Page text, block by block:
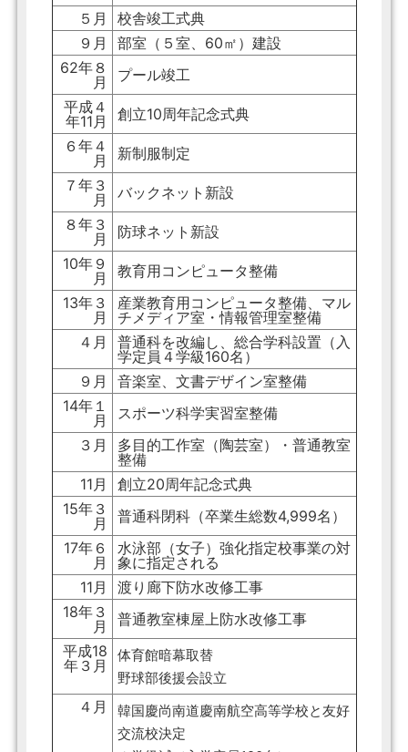
５月
校舎竣工式典
９月
部室（５室、60㎡）建設
62年８
月
プール竣工
平成４
年11月
創立10周年記念式典
６年４
月
新制服制定
７年３
月
バックネット新設
８年３
月
防球ネット新設
10年９
月
教育用コンピュータ整備
13年３
月
産業教育用コンピュータ整備、マル
チメディア室・情報管理室整備
４月
普通科を改編し、総合学科設置（入
学定員４学級160名）
９月
音楽室、文書デザイン室整備
14年１
月
スポーツ科学実習室整備
３月
多目的工作室（陶芸室）・普通教室
整備
11月
創立20周年記念式典
15年３
月
普通科閉科（卒業生総数4,999名）
17年６
月
水泳部（女子）強化指定校事業の対
象に指定される
11月
渡り廊下防水改修工事
18年３
月
普通教室棟屋上防水改修工事
平成18
年３月
体育館暗幕取替
野球部後援会設立
４月
韓国慶尚南道慶南航空高等学校と友好
交流校決定